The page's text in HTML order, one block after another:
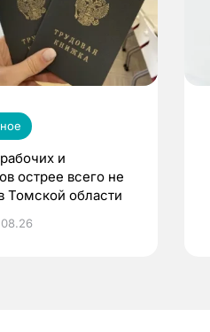
и
острее всего не
Томской области